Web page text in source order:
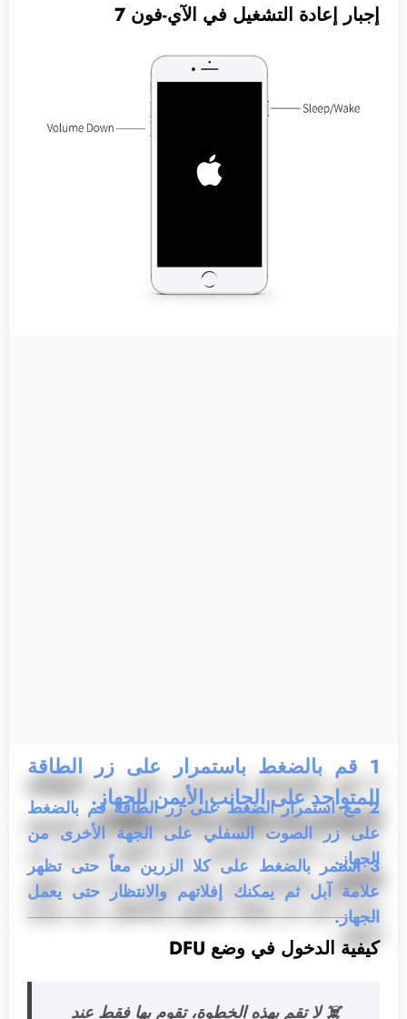
إجبار إعادة التشغيل في الآي-فون 7
1 قم بالضغط باستمرار على زر الطاقة
المتواجد على الجانب الأيمن للجهاز.
2مع استمرار الضغط على زر الطاقة قم بالضغط
على زر الصوت السفلي على الجهة الأخرى من
الجهاز.
3استمر بالضغط على كلا الزرين معاً حتى تظهر
علامة آبل ثم يمكنك إفلاتهم والانتظار حتى يعمل
الجهاز.
كيفية الدخول في وضع DFU
☠️لا تقم بهذه الخطوة، تقوم بها فقط عند